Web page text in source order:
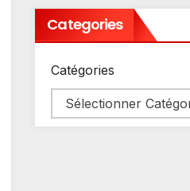
Categories
Catégories